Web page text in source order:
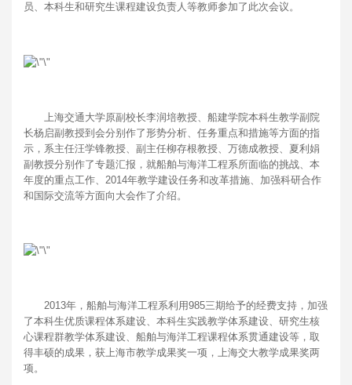
员、本科生和研究生课程建设负责人等教师参加了此次会议。
上海交通大学原副校长李润培教授、船建学院本科生教学副院
长杨启副教授到会分别作了形势分析、任务重点和措施等方面的指
示，系主任汪学锋教授、副主任柳存根教授、万德成教授、夏利娟
副教授分别作了专题汇报，就船舶与海洋工程系所面临的挑战、本
年度的重点工作、2014年教学建设任务和改革措施、加强科研合作
和国际交流等方面向大会作了介绍。
2013年，船舶与海洋工程系利用985三期给予的经费支持，加强
了本科生优质课程体系建设、本科生实践教学体系建设、研究生核
心课程群教学体系建设、船舶与海洋工程课程体系贯通建设等，取
得丰硕的成果，获上海市教学成果奖一项，上海交大教学成果奖两
项。